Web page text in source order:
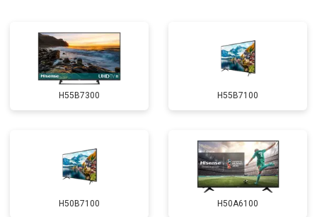
H55B7300 H55B7100
H50B7100 H50A6100